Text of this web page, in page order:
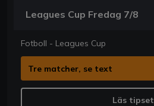
Leagues Cup Fredag 7/8
Fotboll - Leagues Cup
Tre matcher, se text
Läs tipset